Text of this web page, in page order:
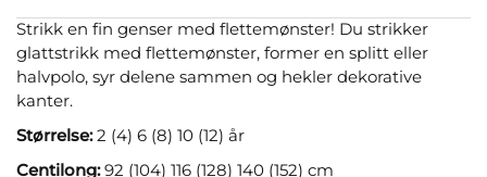
Strikk en fin genser med flettemønster! Du strikker
glattstrikk med flettemønster, former en splitt eller
halvpolo, syr delene sammen og hekler dekorative
kanter.
Størrelse:2 (4) 6 (8) 10 (12) år
Centilong:92 (104) 116 (128) 140 (152) cm